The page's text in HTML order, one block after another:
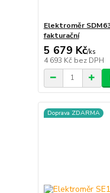
Elektroměr
fakturační
5 679 Kč/ks
4 693 Kč bez DPH
Doprava ZDARMA